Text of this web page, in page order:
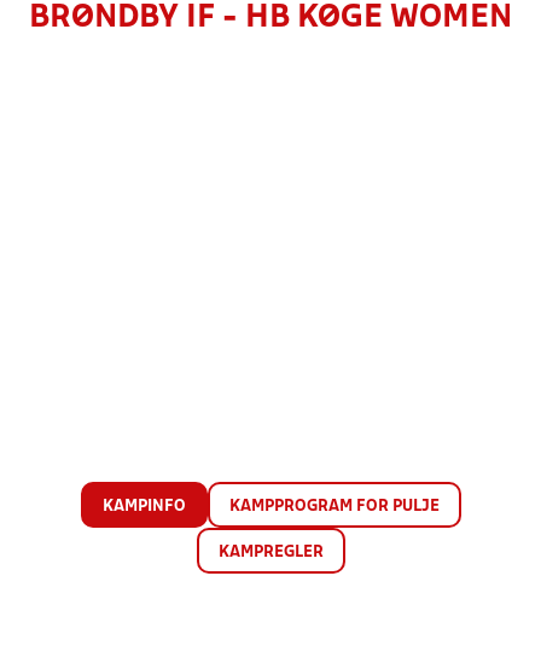
BRØNDBY IF - HB KØGE WOMEN
KAMPINFO KAMPPROGRAM FOR PULJE
KAMPREGLER